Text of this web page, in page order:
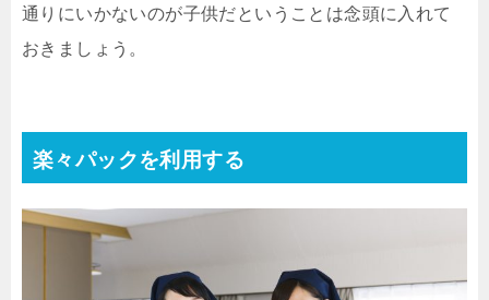
通りにいかないのが子供だということは念頭に入れて
おきましょう。
楽々パックを利用する